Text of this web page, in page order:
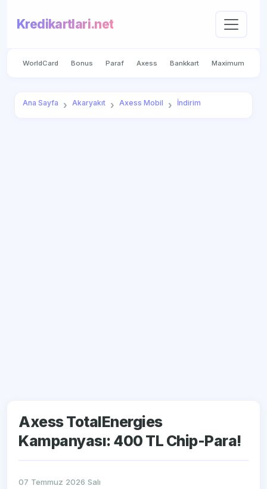
Kredikartlari.net
WorldCard Bonus Paraf Axess Bankkart Maximum
Ana Sayfa Akaryakıt Axess Mobil İndirim
Axess TotalEnergies
Kampanyası: 400 TL Chip-Para!
07 Temmuz 2026 Salı